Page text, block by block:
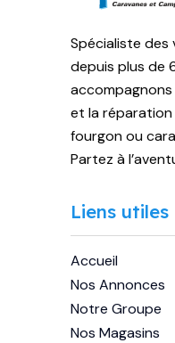
Spécialiste des
depuis plus de
et la
fourgon ou
Partez à
Liens utiles
Accueil
Nos Annonces
Notre Groupe
Nos Magasins